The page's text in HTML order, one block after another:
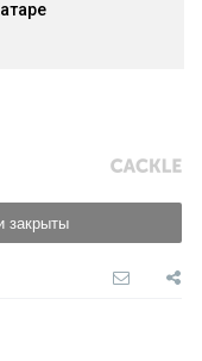
закрыты